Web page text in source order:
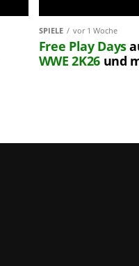
SPIELE vor 1 Woche
Free Play Days
WWE 2K26und